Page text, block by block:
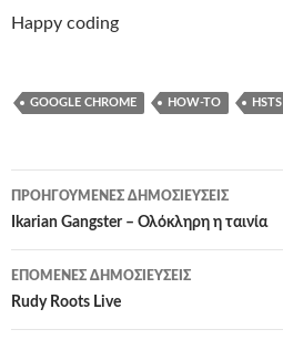
Happy coding
GOOGLE CHROME HOW-TO HSTS
Πλοήγηση
άρθρων
ΠΡΟΗΓΟΎΜΕΝΕΣ ΔΗΜΟΣΙΕΎΣΕΙΣ
Ikarian Gangster – Ολόκληρη η ταινία
ΕΠΌΜΕΝΕΣ ΔΗΜΟΣΙΕΎΣΕΙΣ
Rudy Roots Live